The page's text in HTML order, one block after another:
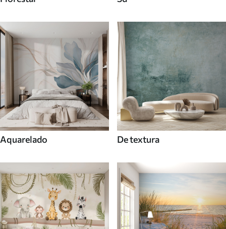
Aquarelado De textura